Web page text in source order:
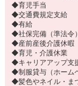
◆育児手当
◆交通費規定支給
◆有給
◆社保完備（準法令）
◆産前産後介護休暇
◆育児・介護休業
◆キャリアアップ支
◆制服貸与（ホーム
◆髪色やネイル・ま